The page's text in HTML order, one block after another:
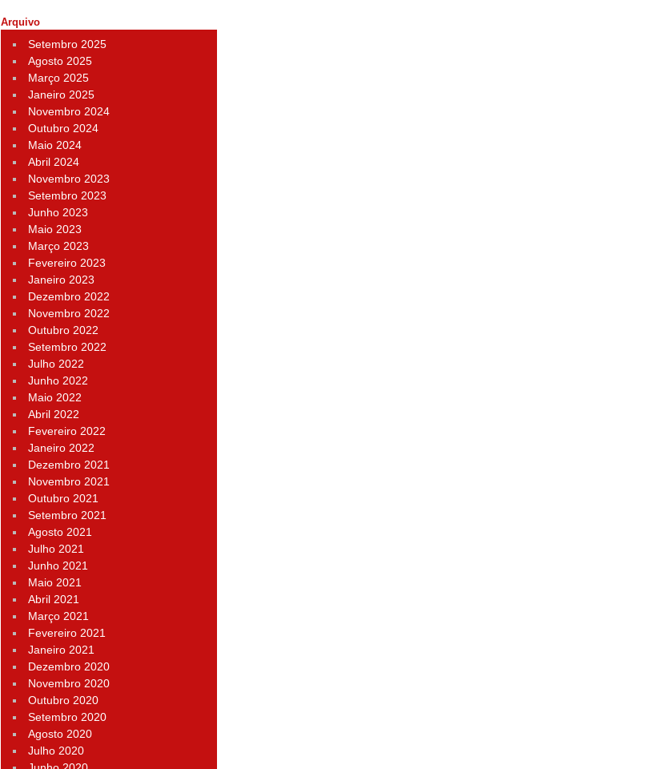
Arquivo
Setembro 2025
Agosto 2025
Março 2025
Janeiro 2025
Novembro 2024
Outubro 2024
Maio 2024
Abril 2024
Novembro 2023
Setembro 2023
Junho 2023
Maio 2023
Março 2023
Fevereiro 2023
Janeiro 2023
Dezembro 2022
Novembro 2022
Outubro 2022
Setembro 2022
Julho 2022
Junho 2022
Maio 2022
Abril 2022
Fevereiro 2022
Janeiro 2022
Dezembro 2021
Novembro 2021
Outubro 2021
Setembro 2021
Agosto 2021
Julho 2021
Junho 2021
Maio 2021
Abril 2021
Março 2021
Fevereiro 2021
Janeiro 2021
Dezembro 2020
Novembro 2020
Outubro 2020
Setembro 2020
Agosto 2020
Julho 2020